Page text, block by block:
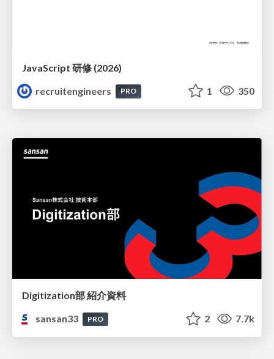
JavaScript 研修 (2026)
recruitengineers
PRO 1 350
Digitization部 紹介資料
sansan33
PRO 2 7.7k